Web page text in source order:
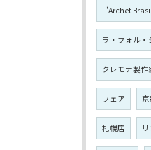
L'Archet
ラ・フォル・
クレモナ製作
フェア
札幌店